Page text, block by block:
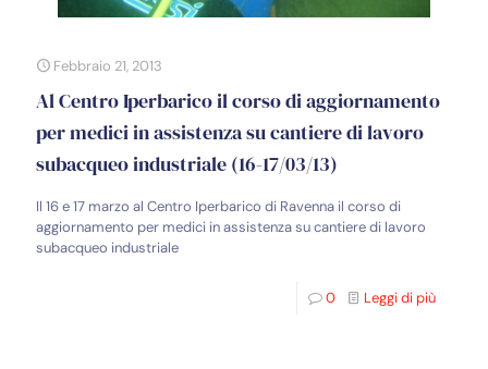
Febbraio 21, 2013
Al Centro Iperbarico il corso di aggiornamento
per medici in assistenza su cantiere di lavoro
subacqueo industriale (16-17/03/13)
Il 16 e 17 marzo al Centro Iperbarico di Ravenna il corso di
aggiornamento per medici in assistenza su cantiere di lavoro
subacqueo industriale
0 Leggi di più